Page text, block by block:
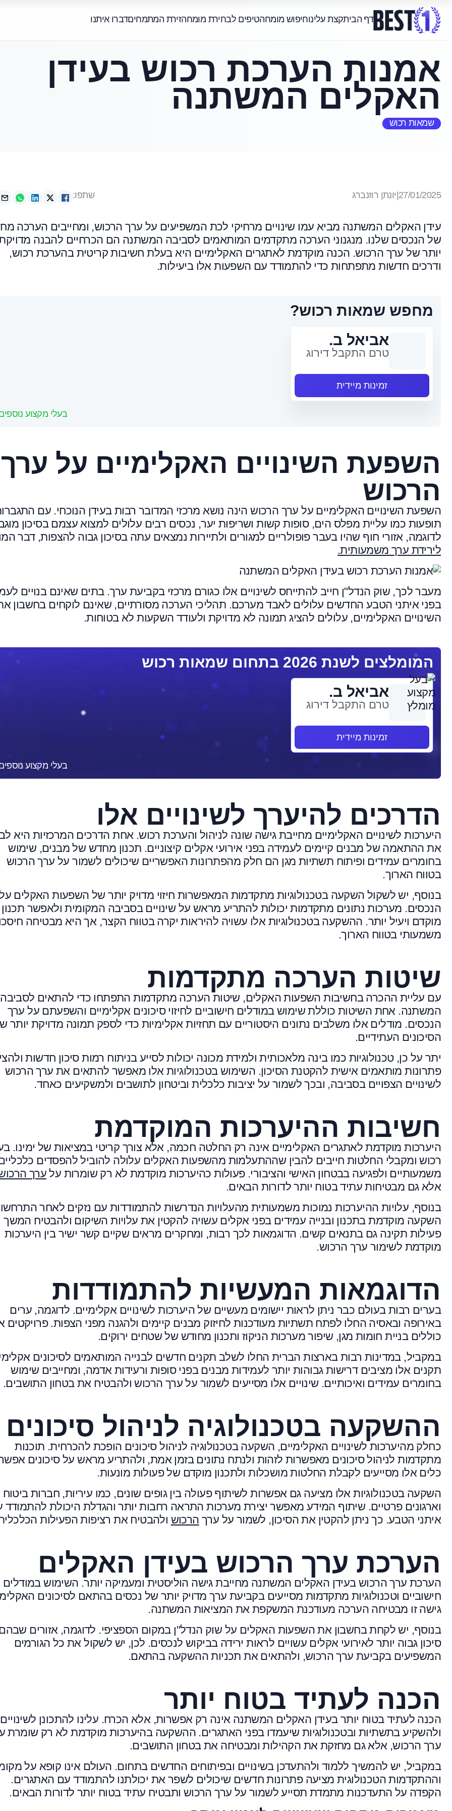
דף הביתקצת עלינוחיפוש מומחהטיפים לבחירת מומחהזירת המתמחיםדברו איתנו
אמנות הערכת רכוש בעידן
האקלים המשתנה
שמאות רכוש
27/01/2025 יונתן רוזנברג שתפו:
עידן האקלים המשתנה מביא עמו שינויים מרחיקי לכת המשפיעים על ערך הרכוש, ומחייבים הערכה
של הנכסים שלנו. מנגנוני הערכה מתקדמים המותאמים לסביבה המשתנה הם הכרחיים להבנה
יותר של ערך הרכוש. הכנה מוקדמת לאתגרים האקלימיים היא בעלת חשיבות קריטית בהערכת רכוש,
ודרכים חדשות מתפתחות כדי להתמודד עם השפעות אלו ביעילות.
מחפש שמאות רכוש?
אביאל ב.
טרם התקבל דירוג
זמינות מיידית
בעלי מקצוע
השפעת השינויים האקלימיים על ערך
הרכוש
השפעת השינויים האקלימיים על ערך הרכוש הינה נושא מרכזי המדובר רבות בעידן הנוכחי. עם
תופעות כמו עליית מפלס הים, סופות קשות ושריפות יער, נכסים רבים עלולים למצוא עצמם בסיכון
לדוגמה, אזורי חוף שהיו בעבר פופולריים למגורים ולתיירות נמצאים עתה בסיכון גבוה להצפות, דבר
לירידת ערך משמעותית.
מעבר לכך, שוק הנדל"ן חייב להתייחס לשינויים אלו כגורם מרכזי בקביעת ערך. בתים שאינם בנויים
בפני איתני הטבע החדשים עלולים לאבד מערכם. תהליכי הערכה מסורתיים, שאינם לוקחים בחשבון
השינויים האקלימיים, עלולים להציג תמונה לא מדויקת ולעודד השקעות לא בטוחות.
המומלצים לשנת 2026 בתחום שמאות רכוש
אביאל ב.
טרם התקבל דירוג
זמינות מיידית
בעלי מקצוע
הדרכים להיערך לשינויים אלו
היערכות לשינויים האקלימיים מחייבת גישה שונה לניהול והערכת רכוש. אחת הדרכים המרכזיות היא
את ההתאמה של מבנים קיימים לעמידה בפני אירועי אקלים קיצוניים. תכנון מחדש של מבנים, שימוש
בחומרים עמידים ופיתוח תשתיות מגן הם חלק מהפתרונות האפשריים שיכולים לשמור על ערך הרכוש
בטווח הארוך.
בנוסף, יש לשקול השקעה בטכנולוגיות מתקדמות המאפשרות חיזוי מדויק יותר של השפעות האקלים
הנכסים. מערכות נתונים מתקדמות יכולות להתריע מראש על שינויים בסביבה המקומית ולאפשר תכנון
מוקדם ויעיל יותר. ההשקעה בטכנולוגיות אלו עשויה להיראות יקרה בטווח הקצר, אך היא מבטיחה
משמעותי בטווח הארוך.
שיטות הערכה מתקדמות
עם עליית ההכרה בחשיבות השפעות האקלים, שיטות הערכה מתקדמות התפתחו כדי להתאים לסביבה
המשתנה. אחת השיטות כוללת שימוש במודלים חישוביים לחיזוי סיכונים אקלימיים והשפעתם על ערך
הנכסים. מודלים אלו משלבים נתונים היסטוריים עם תחזיות אקלימיות כדי לספק תמונה מדויקת יותר
הסיכונים העתידיים.
יתר על כן, טכנולוגיות כמו בינה מלאכותית ולמידת מכונה יכולות לסייע בניתוח רמות סיכון חדשות
פתרונות מותאמים אישית להקטנת הסיכון. השימוש בטכנולוגיות אלו מאפשר להתאים את ערך הרכוש
לשינויים הצפויים בסביבה, ובכך לשמור על יציבות כלכלית וביטחון לתושבים ולמשקיעים כאחד.
חשיבות ההיערכות המוקדמת
היערכות מוקדמת לאתגרים האקלימיים אינה רק החלטה חכמה, אלא צורך קריטי במציאות של ימינו.
רכוש ומקבלי החלטות חייבים להבין שההתעלמות מהשפעות האקלים עלולה להוביל להפסדים
משמעותיים ולפגיעה בבטחון האישי והציבורי. פעולות כהיערכות מוקדמת לא רק שומרות עלערך
אלא גם מבטיחות עתיד בטוח יותר לדורות הבאים.
בנוסף, עלויות ההיערכות נמוכות משמעותית מהעלויות הנדרשות להתמודדות עם נזקים לאחר
השקעה מוקדמת בתכנון ובנייה עמידים בפני אקלים עשויה להקטין את עלויות השיקום ולהבטיח המשך
פעילות תקינה גם בתנאים קשים. הדוגמאות לכך רבות, ומחקרים מראים שקיים קשר ישיר בין היערכות
מוקדמת לשימור ערך הרכוש.
הדוגמאות המעשיות להתמודדות
בערים רבות בעולם כבר ניתן לראות יישומים מעשיים של היערכות לשינויים אקלימיים. לדוגמה, ערים
באירופה ובאסיה החלו לפתח תשתיות מעודכנות לחיזוק מבנים קיימים ולהגנה מפני הצפות. פרויקטים
כוללים בניית חומות מגן, שיפור מערכות הניקוז ותכנון מחודש של שטחים ירוקים.
במקביל, במדינות רבות בארצות הברית החלו לשלב תקנים חדשים לבנייה המותאמים לסיכונים
תקנים אלו מציבים דרישות גבוהות יותר לעמידות מבנים בפני סופות ורעידות אדמה, ומחייבים שימוש
בחומרים עמידים ואיכותיים. שינויים אלו מסייעים לשמור על ערך הרכוש ולהבטיח את בטחון התושבים.
ההשקעה בטכנולוגיה לניהול סיכונים
כחלק מהיערכות לשינויים האקלימיים, השקעה בטכנולוגיה לניהול סיכונים הופכת להכרחית. תוכנות
מתקדמות לניהול סיכונים מאפשרות לזהות ולנתח נתונים בזמן אמת, ולהתריע מראש על סיכונים
כלים אלו מסייעים לקבלת החלטות מושכלות ולתכנון מוקדם של פעולות מונעות.
השקעה בטכנולוגיות אלו מציעה גם אפשרות לשיתוף פעולה בין גופים שונים, כמו עיריות, חברות ביטוח
וארגונים פרטיים. שיתוף המידע מאפשר יצירת מערכות התראה רחבות יותר והגדלת היכולת להתמודד
איתני הטבע. כך ניתן להקטין את הסיכון, לשמור על ערך הרכוש ולהבטיח את רציפות הפעילות
הערכת ערך הרכוש בעידן האקלים
הערכת ערך הרכוש בעידן האקלים המשתנה מחייבת גישה הוליסטית ומעמיקה יותר. השימוש במודלים
חישוביים וטכנולוגיות מתקדמות מסייעים בקביעת ערך מדויק יותר של נכסים בהתאם לסיכונים
גישה זו מבטיחה הערכה מעודכנת המשקפת את המציאות המשתנה.
בנוסף, יש לקחת בחשבון את השפעות האקלים על שוק הנדל"ן במקום הספציפי. לדוגמה, אזורים
סיכון גבוה יותר לאירועי אקלים עשויים לראות ירידה בביקוש לנכסים. לכן, יש לשקול את כל הגורמים
המשפיעים בקביעת ערך הרכוש, ולהתאים את תכניות ההשקעה בהתאם.
הכנה לעתיד בטוח יותר
הכנה לעתיד בטוח יותר בעידן האקלים המשתנה אינה רק אפשרות, אלא הכרח. עלינו להתכונן לשינויים
ולהשקיע בתשתיות ובטכנולוגיות שיעמדו בפני האתגרים. ההשקעה בהיערכות מוקדמת לא רק שומרת
ערך הרכוש, אלא גם מחזקת את הקהילות ומבטיחה את בטחון התושבים.
במקביל, יש להמשיך ללמוד ולהתעדכן בשינויים ובפיתוחים החדשים בתחום. העולם אינו קופא על
וההתקדמות הטכנולוגית מציעה פתרונות חדשים שיכולים לשפר את יכולתנו להתמודד עם האתגרים.
הקפדה על התעדכנות מתמדת תסייע לשמור על ערך הרכוש ותבטיח עתיד בטוח יותר לדורות הבאים.